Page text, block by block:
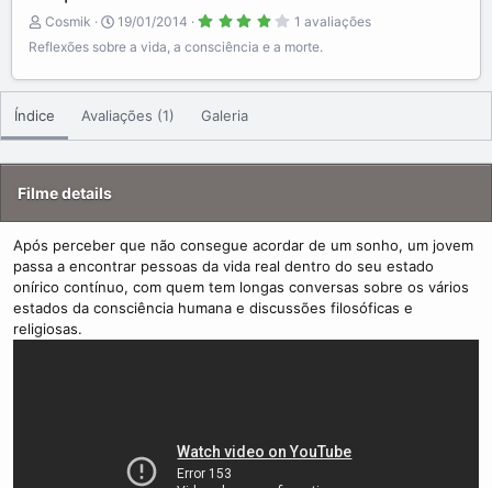
A
d
e
b
y
Cosmik
C
r
a
e
d
a
19/01/2014
4
0
t
a
s
1 avaliações
Reflexões sobre a vida, a consciência e a morte.
Índice Avaliações (1) Galeria
Filme details
Após perceber que não consegue acordar de um sonho, um jovem
passa a encontrar pessoas da vida real dentro do seu estado
onírico contínuo, com quem tem longas conversas sobre os vários
estados da consciência humana e discussões filosóficas e
religiosas.